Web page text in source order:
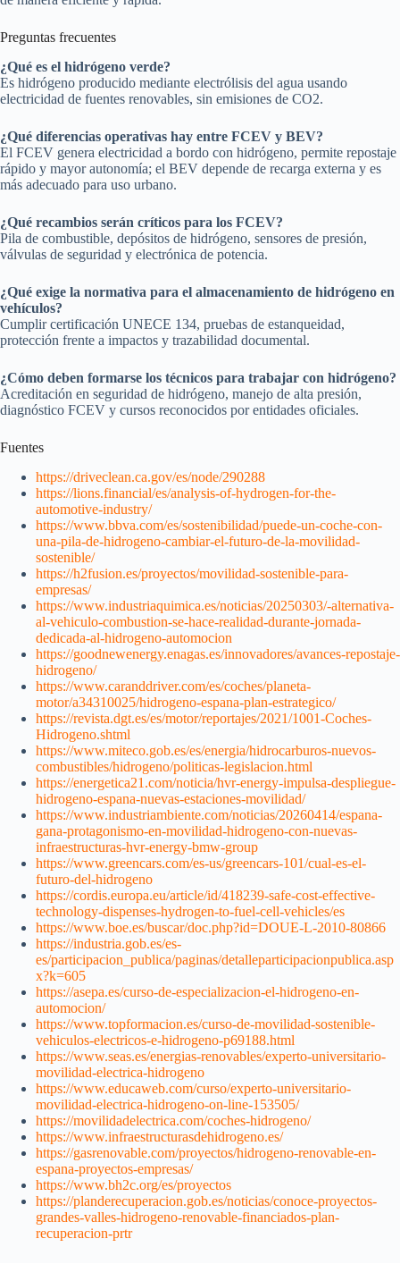
Preguntas frecuentes
¿Qué es el hidrógeno verde?
Es hidrógeno producido mediante electrólisis del agua usando
electricidad de fuentes renovables, sin emisiones de CO2.
¿Qué diferencias operativas hay entre FCEV y BEV?
El FCEV genera electricidad a bordo con hidrógeno, permite repostaje
rápido y mayor autonomía; el BEV depende de recarga externa y es
más adecuado para uso urbano.
¿Qué recambios serán críticos para los FCEV?
Pila de combustible, depósitos de hidrógeno, sensores de presión,
válvulas de seguridad y electrónica de potencia.
¿Qué exige la normativa para el almacenamiento de hidrógeno en
vehículos?
Cumplir certificación UNECE 134, pruebas de estanqueidad,
protección frente a impactos y trazabilidad documental.
¿Cómo deben formarse los técnicos para trabajar con hidrógeno?
Acreditación en seguridad de hidrógeno, manejo de alta presión,
diagnóstico FCEV y cursos reconocidos por entidades oficiales.
Fuentes
https://driveclean.ca.gov/es/node/290288
https://lions.financial/es/analysis-of-hydrogen-for-the-
automotive-industry/
https://www.bbva.com/es/sostenibilidad/puede-un-coche-con-
una-pila-de-hidrogeno-cambiar-el-futuro-de-la-movilidad-
sostenible/
https://h2fusion.es/proyectos/movilidad-sostenible-para-
empresas/
https://www.industriaquimica.es/noticias/20250303/-alternativa-
al-vehiculo-combustion-se-hace-realidad-durante-jornada-
dedicada-al-hidrogeno-automocion
https://goodnewenergy.enagas.es/innovadores/avances-repostaje-
hidrogeno/
https://www.caranddriver.com/es/coches/planeta-
motor/a34310025/hidrogeno-espana-plan-estrategico/
https://revista.dgt.es/es/motor/reportajes/2021/1001-Coches-
Hidrogeno.shtml
https://www.miteco.gob.es/es/energia/hidrocarburos-nuevos-
combustibles/hidrogeno/politicas-legislacion.html
https://energetica21.com/noticia/hvr-energy-impulsa-despliegue-
hidrogeno-espana-nuevas-estaciones-movilidad/
https://www.industriambiente.com/noticias/20260414/espana-
gana-protagonismo-en-movilidad-hidrogeno-con-nuevas-
infraestructuras-hvr-energy-bmw-group
https://www.greencars.com/es-us/greencars-101/cual-es-el-
futuro-del-hidrogeno
https://cordis.europa.eu/article/id/418239-safe-cost-effective-
technology-dispenses-hydrogen-to-fuel-cell-vehicles/es
https://www.boe.es/buscar/doc.php?id=DOUE-L-2010-80866
https://industria.gob.es/es-
es/participacion_publica/paginas/detalleparticipacionpublica.asp
x?k=605
https://asepa.es/curso-de-especializacion-el-hidrogeno-en-
automocion/
https://www.topformacion.es/curso-de-movilidad-sostenible-
vehiculos-electricos-e-hidrogeno-p69188.html
https://www.seas.es/energias-renovables/experto-universitario-
movilidad-electrica-hidrogeno
https://www.educaweb.com/curso/experto-universitario-
movilidad-electrica-hidrogeno-on-line-153505/
https://movilidadelectrica.com/coches-hidrogeno/
https://www.infraestructurasdehidrogeno.es/
https://gasrenovable.com/proyectos/hidrogeno-renovable-en-
espana-proyectos-empresas/
https://www.bh2c.org/es/proyectos
https://planderecuperacion.gob.es/noticias/conoce-proyectos-
grandes-valles-hidrogeno-renovable-financiados-plan-
recuperacion-prtr